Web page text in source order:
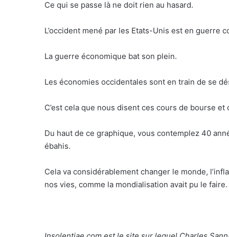
Ce qui se passe là ne doit rien au hasard.
L’occident mené par les Etats-Unis est en guerre
La guerre économique bat son plein.
Les économies occidentales sont en train de se
C’est cela que nous disent ces cours de bourse et
Du haut de ce graphique, vous contemplez 40
ébahis.
Cela va considérablement changer le monde,
nos vies, comme la mondialisation avait pu le faire.